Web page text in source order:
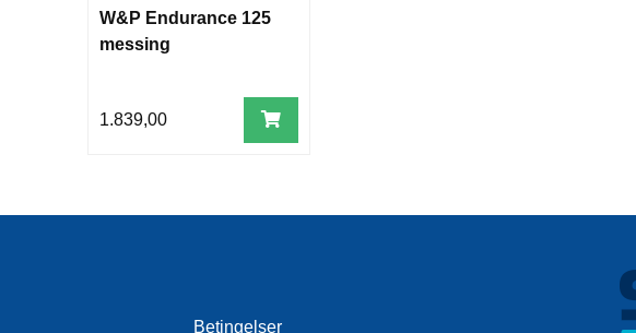
W&P Endurance 125
messing
1.839,00
Betingelser